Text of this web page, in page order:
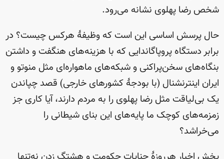
شخص رضا پهلوی نشانه می‌رود.
حال پرسش اساسی این است که وظیفهٔ هرکس چیست؟ در
برابر دستگاه پروپاگاندایی که با هزینه‌های هنگفت و داشتن
بنگاه‌های سخن‌پراکنی و شبکه‌های ماهواره‌ای مثل منوتو و
ایران اینترنشنال (با بودجهٔ کشورهای خارجی) قصد چپاندن
یک بی‌لیاقت مثل رضا پهلوی را به مردم دارند، آیا کاری جز
زمزمه‌های کوچک ما پایه‌های این بنای شیطانی را
می‌خراشد؟